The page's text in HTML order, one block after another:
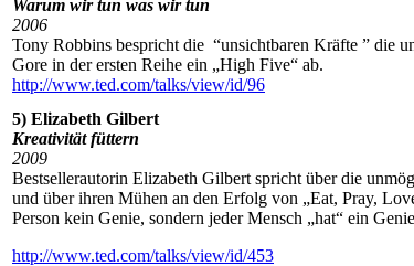
Warum wir tun was wir tun
2006
Tony Robbins bespricht die “unsichtbaren Kräfte ” die
Gore in der ersten Reihe ein „High Five“ ab.
http://www.ted.com/talks/view/id/96
5) Elizabeth Gilbert
Kreativität füttern
2009
Bestsellerautorin Elizabeth Gilbert spricht über die
und über ihren Mühen an den Erfolg von „Eat, Pray,
Person kein Genie, sondern jeder Mensch „hat“ ein
http://www.ted.com/talks/view/id/453